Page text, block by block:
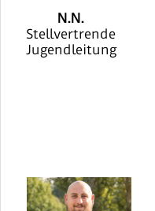
N.N.
Stellvertrende
Jugendleitung